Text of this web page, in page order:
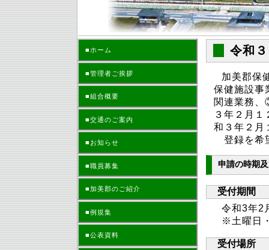
■ホーム
■管理者ご挨拶
■組合概要
■交通のご案内
■お知らせ
■職員募集
■加美郡のご紹介
■例規集
■公表資料
令和
加美郡保
保健施設
関連業務、
３年２月
和３年２月
登録を希
申請の時期
受付期間
令和3年2
※土曜日
受付場所